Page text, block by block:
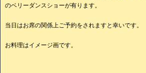
のベリーダンスショーが有ります。
当日はお席の関係上ご予約をされますと幸いです。
お料理はイメージ画です。